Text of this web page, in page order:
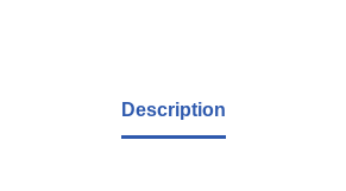
Description